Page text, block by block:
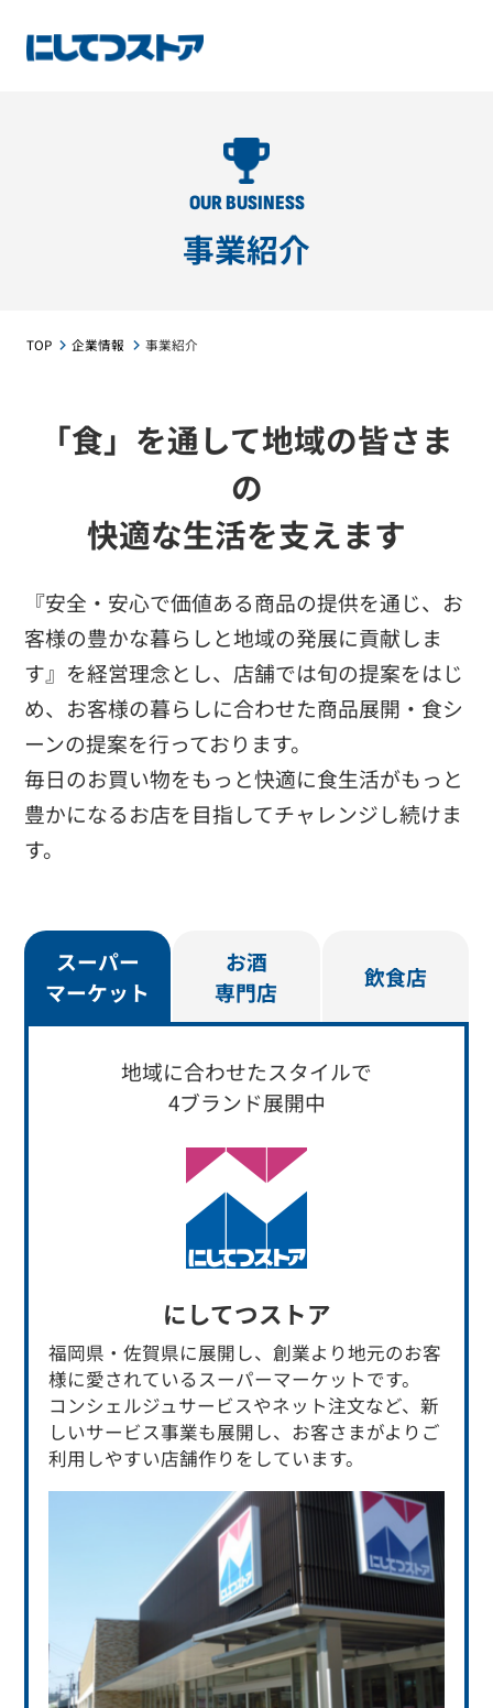
OUR BUSINESS
事業紹介
TOP 企業情報 事業紹介
「食」を通して地域の皆さま
の
快適な生活を支えます
『安全・安心で価値ある商品の提供を通じ、お
客様の豊かな暮らしと地域の発展に貢献しま
す』を経営理念とし、店舗では旬の提案をはじ
め、お客様の暮らしに合わせた商品展開・食シ
ーンの提案を行っております。
毎日のお買い物をもっと快適に食生活がもっと
豊かになるお店を目指してチャレンジし続けま
す。
スーパー
マーケット
お酒
専門店
飲食店
地域に合わせたスタイルで
4ブランド展開中
にしてつストア
福岡県・佐賀県に展開し、創業より地元のお客
様に愛されているスーパーマーケットです。
コンシェルジュサービスやネット注文など、新
しいサービス事業も展開し、お客さまがよりご
利用しやすい店舗作りをしています。